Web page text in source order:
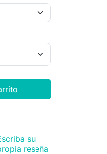
su
reseña